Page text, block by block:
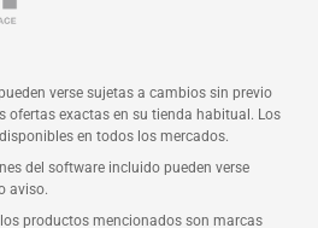
verse sujetas a cambios sin previo
ofertas exactas en su tienda habitual. Los
en todos los mercados.
del software incluido pueden verse
aviso.
productos mencionados son marcas